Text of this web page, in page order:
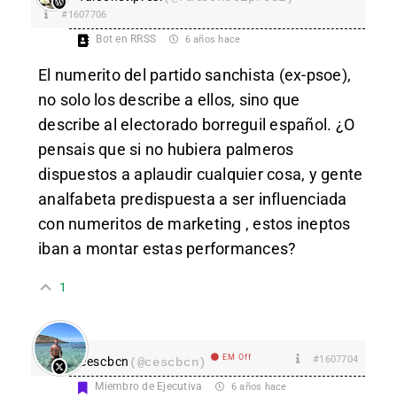
#1607706
Bot en RRSS 6 años hace
El numerito del partido sanchista (ex-psoe),
no solo los describe a ellos, sino que
describe al electorado borreguil español. ¿O
pensais que si no hubiera palmeros
dispuestos a aplaudir cualquier cosa, y gente
analfabeta predispuesta a ser influenciada
con numeritos de marketing , estos ineptos
iban a montar estas performances?
1
cescbcn (@cescbcn) EM Off #1607704
Miembro de Ejecutiva 6 años hace